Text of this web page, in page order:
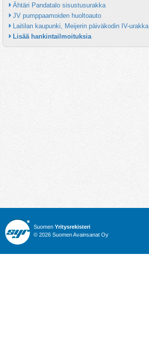
Ähtäri Pandatalo sisustusurakka
JV pumppaamoiden huoltoauto
Laitilan kaupunki, Meijerin päiväkodin IV-urakka
Lisää hankintailmoituksia
Suomen Yritysrekisteri
© 2026 Suomen Avainsanat Oy